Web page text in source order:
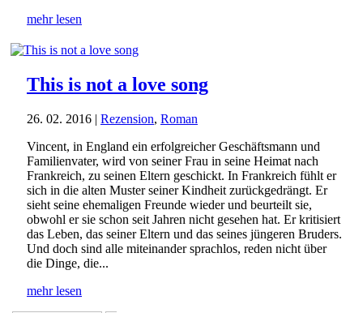
mehr lesen
This is not a love song
26. 02. 2016 | Rezension, Roman
Vincent, in England ein erfolgreicher Geschäftsmann und
Familienvater, wird von seiner Frau in seine Heimat nach
Frankreich, zu seinen Eltern geschickt. In Frankreich fühlt er
sich in die alten Muster seiner Kindheit zurückgedrängt. Er
sieht seine ehemaligen Freunde wieder und beurteilt sie,
obwohl er sie schon seit Jahren nicht gesehen hat. Er kritisiert
das Leben, das seiner Eltern und das seines jüngeren Bruders.
Und doch sind alle miteinander sprachlos, reden nicht über
die Dinge, die...
mehr lesen